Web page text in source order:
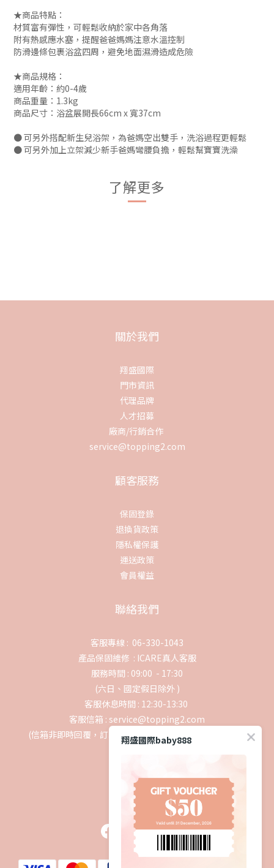
★商品特點：
材質富有彈性，可輕鬆收納於家中各角落
附有熱感應水塞，提醒爸爸媽媽注意水溫控制
防滑邊條包裹浴盆四周，避免地面濕滑造成危險
★商品規格：
適用年齡：約0-4歲
商品重量：1.3kg
商品尺寸：浴盆展開長66cm x 寬37cm
● 可另外搭配新生兒浴架，為爸媽空出雙手，洗浴過程更輕鬆
● 可另外加上立架減少新手爸媽彎腰負擔，輕鬆幫寶寶洗澡
了解更多
關於我們
翔盛國際
門市資訊
代理品牌
人才招募
廠商/行銷合作
service@topping2.com
顧客服務
保固登錄
退換貨政策
隱私權保護
運送政策
會員權益
聯絡我們
客服專線 : 06-330-1043
產品保固維修 : ICARE真人客服
服務時間 : 09:00 - 17:30
(六日、國定假日除外 )
客服休息時間 : 12:30-13:30
客服信箱 : service@topping2.com
(信箱非即時回覆，訂單事宜請轉聯絡我們或撥打客服專線)
追蹤我們
翔盛國際baby888